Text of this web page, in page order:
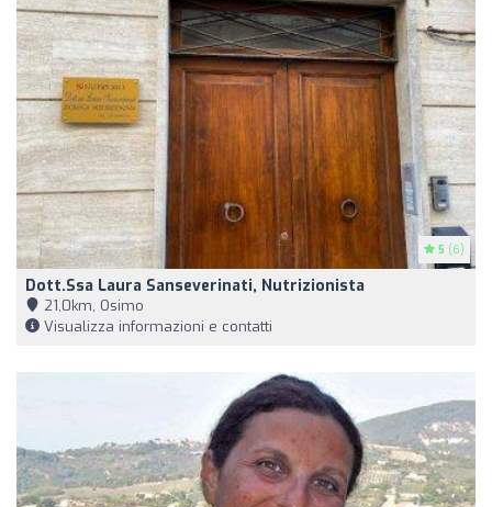
5 (6)
Dott.ssa Laura Sanseverinati, Nutrizionista
21,0km, Osimo
Visualizza informazioni e contatti